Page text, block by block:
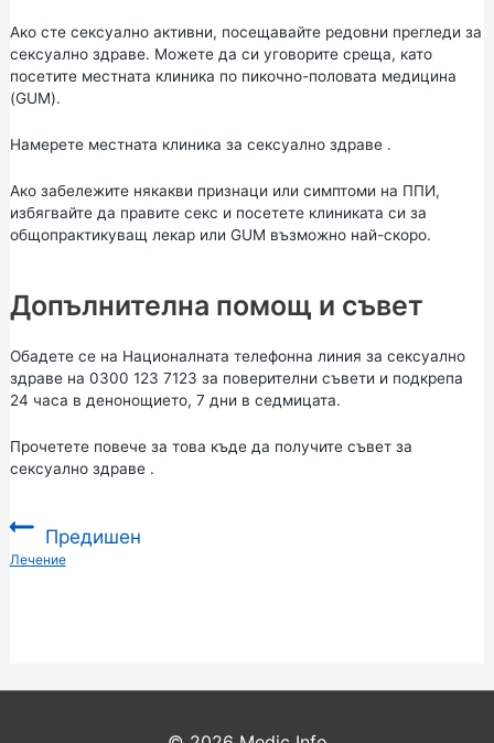
Ако сте сексуално активни, посещавайте редовни прегледи за
сексуално здраве. Можете да си уговорите среща, като
посетите местната клиника по пикочно-половата медицина
(GUM).
Намерете местната клиника за сексуално здраве.
Ако забележите някакви признаци или симптоми на ППИ,
избягвайте да правите секс и посетете клиниката си за
общопрактикуващ лекар или GUM възможно най-скоро.
Допълнителна помощ и съвет
Обадете се на Националната телефонна линия за сексуално
здраве на 0300 123 7123 за поверителни съвети и подкрепа
24 часа в денонощието, 7 дни в седмицата.
Прочетете повече за това къде да получите съвет за
сексуално здраве.
Предишен
:Лечение